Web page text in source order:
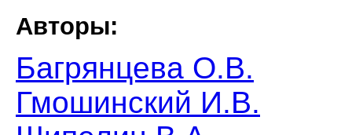
Авторы:
Багрянцева О.В.
Гмошинский И.В.